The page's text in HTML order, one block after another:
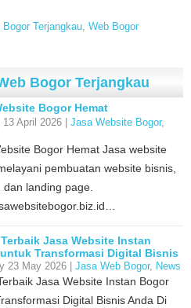
Terjangkau, Web Bogor
Bogor Terjangkau
Bogor Hemat
13 April 2026 | Jasa Website Bogor,
Bogor Hemat Jasa website
pembuatan website bisnis,
dan landing page.
Jasa Website Instan
Transformasi Digital Bisnis
23 May 2026 | Jasa Web Bogor, News
Jasa Website Instan Bogor
Digital Bisnis Anda Di